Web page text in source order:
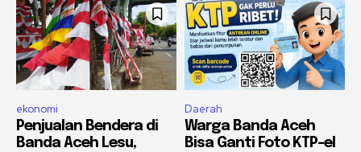
ekonomi
Penjualan Bendera di
Banda Aceh Lesu,
Daerah
Warga Banda Aceh
Bisa Ganti Foto KTP-el